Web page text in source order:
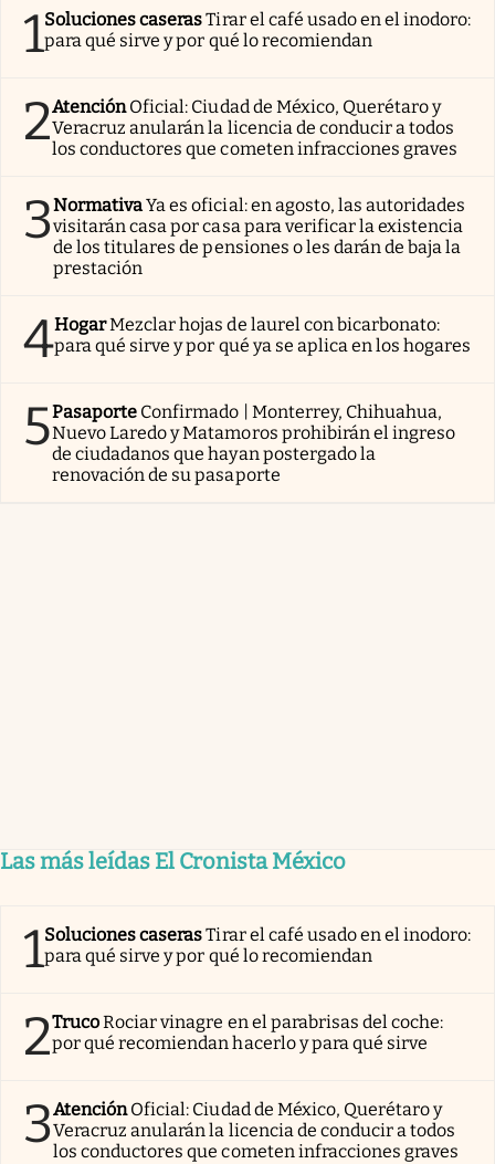
1Soluciones caserasTirar el café usado en el inodoro:
para qué sirve y por qué lo recomiendan
2AtenciónOficial: Ciudad de México, Querétaro y
Veracruz anularán la licencia de conducir a todos
los conductores que cometen infracciones graves
3NormativaYa es oficial: en agosto, las autoridades
visitarán casa por casa para verificar la existencia
de los titulares de pensiones o les darán de baja la
prestación
4HogarMezclar hojas de laurel con bicarbonato:
para qué sirve y por qué ya se aplica en los hogares
5Pasaporte Confirmado | Monterrey, Chihuahua,
Nuevo Laredo y Matamoros prohibirán el ingreso
de ciudadanos que hayan postergado la
renovación de su pasaporte
Las más leídas El Cronista México
1Soluciones caserasTirar el café usado en el inodoro:
para qué sirve y por qué lo recomiendan
2TrucoRociar vinagre en el parabrisas del coche:
por qué recomiendan hacerlo y para qué sirve
3AtenciónOficial: Ciudad de México, Querétaro y
Veracruz anularán la licencia de conducir a todos
los conductores que cometen infracciones graves